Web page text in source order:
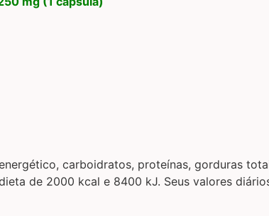
carboidratos, proteínas, gorduras
de 2000 kcal e 8400 kJ. Seus valores